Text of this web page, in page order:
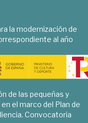
la modernización de
al año
de las pequeñas y
el marco del Plan de
Convocatoria